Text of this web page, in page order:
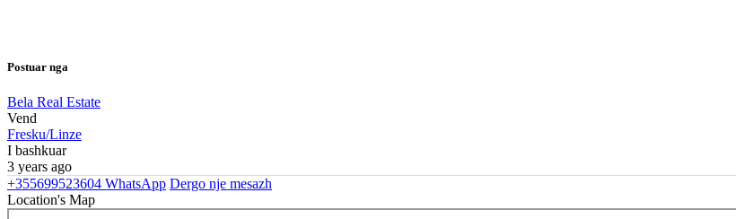
Postuar nga
Bela Real Estate
Vend
Fresku/Linze
I bashkuar
3 years ago
+355699523604 WhatsApp Dergo nje mesazh
Location's Map